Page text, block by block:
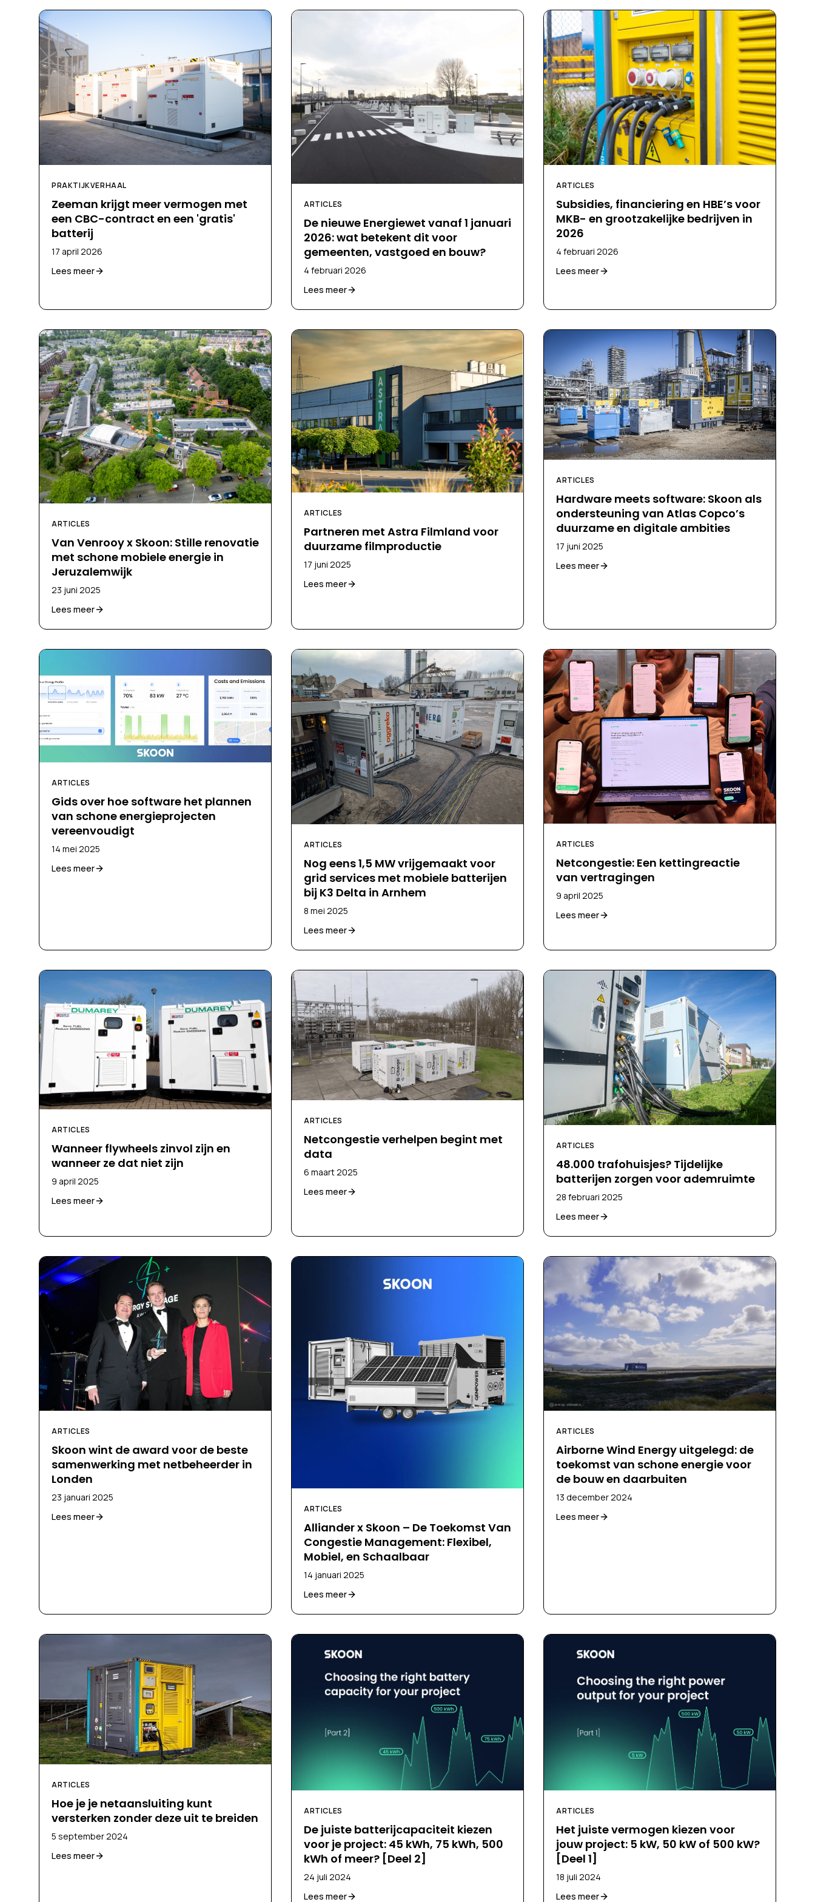
PRAKTIJKVERHAAL
Zeeman krijgt meer vermogen met
een CBC-contract en een 'gratis'
batterij
17 april 2026
Lees meer
ARTICLES
De nieuwe Energiewet vanaf 1 januari
2026: wat betekent dit voor
gemeenten, vastgoed en bouw?
4 februari 2026
Lees meer
ARTICLES
Subsidies, financiering en HBE’s voor
MKB- en grootzakelijke bedrijven in
2026
4 februari 2026
Lees meer
ARTICLES
Van Venrooy x Skoon: Stille renovatie
met schone mobiele energie in
Jeruzalemwijk
23 juni 2025
Lees meer
ARTICLES
Partneren met Astra Filmland voor
duurzame filmproductie
17 juni 2025
Lees meer
ARTICLES
Hardware meets software: Skoon als
ondersteuning van Atlas Copco’s
duurzame en digitale ambities
17 juni 2025
Lees meer
ARTICLES
Gids over hoe software het plannen
van schone energieprojecten
vereenvoudigt
14 mei 2025
Lees meer
ARTICLES
Nog eens 1,5 MW vrijgemaakt voor
grid services met mobiele batterijen
bij K3 Delta in Arnhem
8 mei 2025
Lees meer
ARTICLES
Netcongestie: Een kettingreactie
van vertragingen
9 april 2025
Lees meer
ARTICLES
Wanneer flywheels zinvol zijn en
wanneer ze dat niet zijn
9 april 2025
Lees meer
ARTICLES
Netcongestie verhelpen begint met
data
6 maart 2025
Lees meer
ARTICLES
48.000 trafohuisjes? Tijdelijke
batterijen zorgen voor ademruimte
28 februari 2025
Lees meer
ARTICLES
Skoon wint de award voor de beste
samenwerking met netbeheerder in
Londen
23 januari 2025
Lees meer
ARTICLES
Alliander x Skoon – De Toekomst Van
Congestie Management: Flexibel,
Mobiel, en Schaalbaar
14 januari 2025
Lees meer
ARTICLES
Airborne Wind Energy uitgelegd: de
toekomst van schone energie voor
de bouw en daarbuiten
13 december 2024
Lees meer
ARTICLES
Hoe je je netaansluiting kunt
versterken zonder deze uit te breiden
5 september 2024
Lees meer
ARTICLES
De juiste batterijcapaciteit kiezen
voor je project: 45 kWh, 75 kWh, 500
kWh of meer? [Deel 2]
24 juli 2024
Lees meer
ARTICLES
Het juiste vermogen kiezen voor
jouw project: 5 kW, 50 kW of 500 kW?
[Deel 1]
18 juli 2024
Lees meer